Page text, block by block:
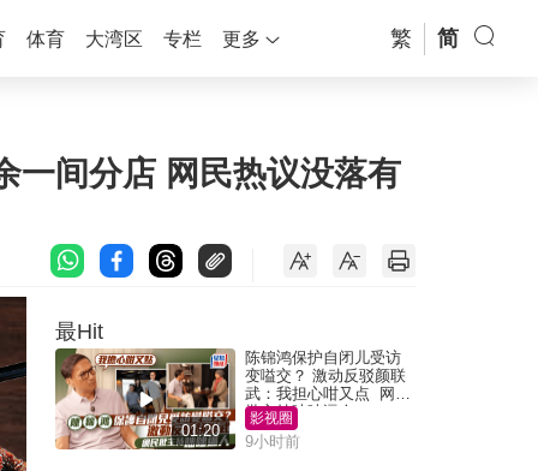
体育 大湾区 专栏 更多 繁 简
一间分店 网民热议没落有
最Hit
01:20
陈锦鸿保护自闭儿受访
变嗌交？ 激动反驳颜联
武：我担心咁又点 网民
批主持咄咄逼人
影视圈
9小时前